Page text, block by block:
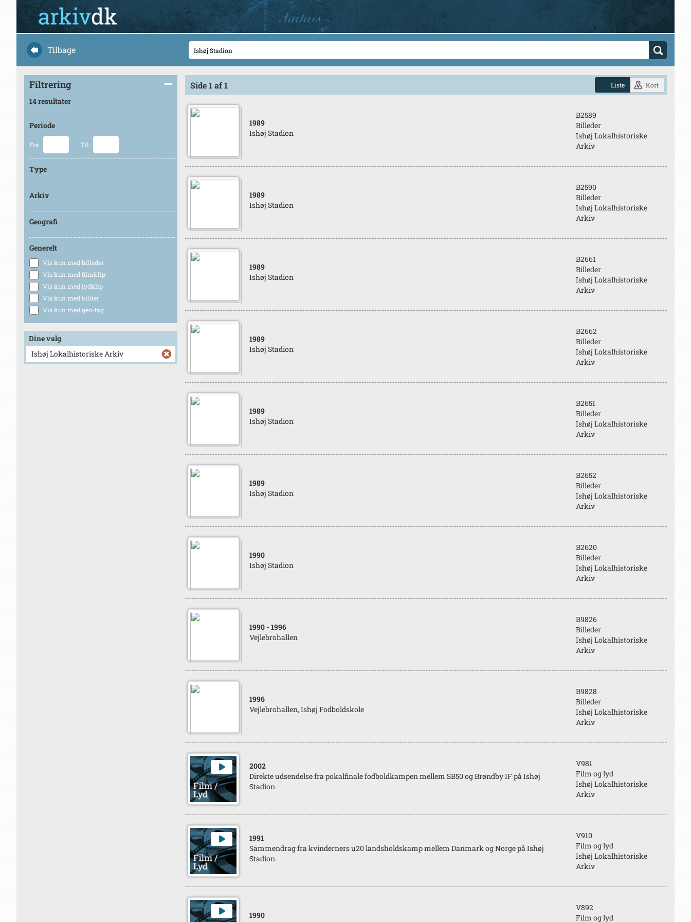
Tilbage
Filtrering
14 resultater
Periode
Fra Til
Type
Arkiv
Geografi
Generelt
Vis kun med billeder
Vis kun med filmklip
Vis kun med lydklip
Vis kun med kilder
Vis kun med geo-tag
Dine valg
Ishøj Lokalhistoriske Arkiv
Side 1 af 1 Liste Kort
1989
Ishøj Stadion
B2589
Billeder
Ishøj Lokalhistoriske
Arkiv
1989
Ishøj Stadion
B2590
Billeder
Ishøj Lokalhistoriske
Arkiv
1989
Ishøj Stadion
B2661
Billeder
Ishøj Lokalhistoriske
Arkiv
1989
Ishøj Stadion
B2662
Billeder
Ishøj Lokalhistoriske
Arkiv
1989
Ishøj Stadion
B2651
Billeder
Ishøj Lokalhistoriske
Arkiv
1989
Ishøj Stadion
B2652
Billeder
Ishøj Lokalhistoriske
Arkiv
1990
Ishøj Stadion
B2620
Billeder
Ishøj Lokalhistoriske
Arkiv
1990 - 1996
Vejlebrohallen
B9826
Billeder
Ishøj Lokalhistoriske
Arkiv
1996
Vejlebrohallen, Ishøj Fodboldskole
B9828
Billeder
Ishøj Lokalhistoriske
Arkiv
2002
Direkte udsendelse fra pokalfinale fodboldkampen mellem SB50 og Brøndby IF på Ishøj
Stadion
V981
Film og lyd
Ishøj Lokalhistoriske
Arkiv
1991
Sammendrag fra kvinderners u20 landsholdskamp mellem Danmark og Norge på Ishøj
Stadion.
V910
Film og lyd
Ishøj Lokalhistoriske
Arkiv
1990
V892
Film og lyd